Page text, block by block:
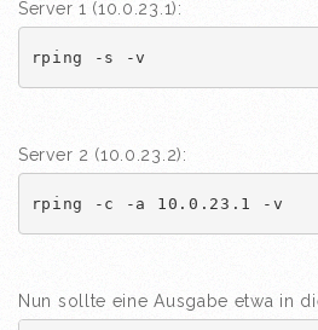
Server 1 (10.0.23.1):
rping -s -v
Server 2 (10.0.23.2):
rping -c -a 10.0.23.1 -v
Nun sollte eine Ausgabe etwa in